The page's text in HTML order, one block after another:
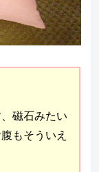
磁石みたい
もそういえ